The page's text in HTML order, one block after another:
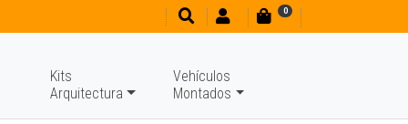
0
Kits
Arquitectura
Vehículos
Montados